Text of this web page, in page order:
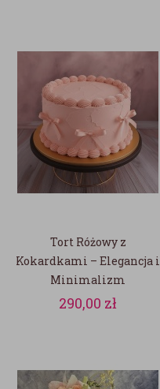
Tort Różowy z
Kokardkami – Elegancja i
Minimalizm
290,00 zł